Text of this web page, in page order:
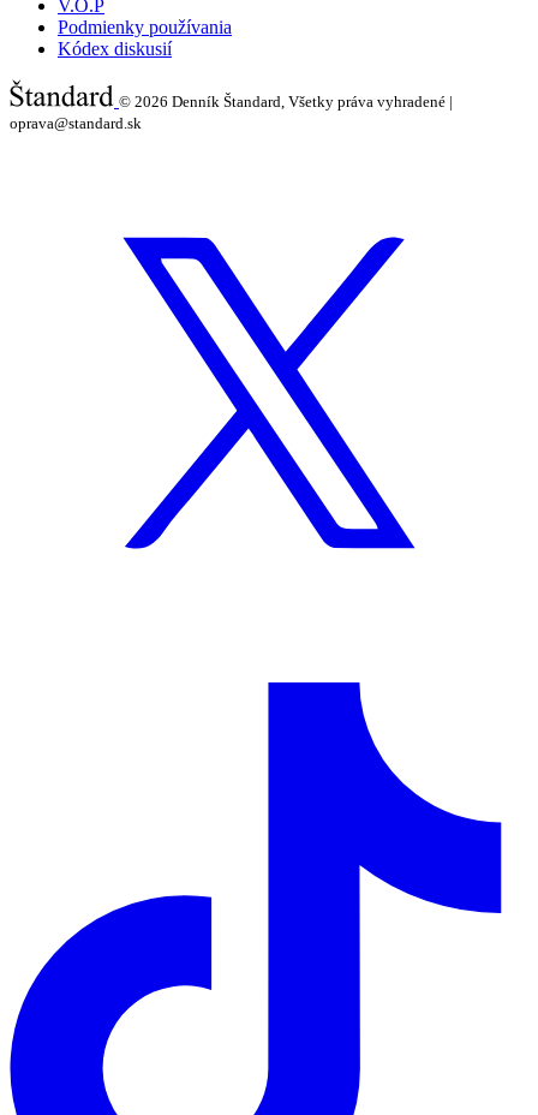
V.O.P
Podmienky používania
Kódex diskusií
© 2026 Denník Štandard, Všetky práva vyhradené |
oprava@standard.sk